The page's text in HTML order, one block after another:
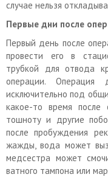
случае нельзя
Первые дни после
Первый день после
провести его в
трубкой для отвода
операции.
исключительно под
какое-то время после
тошноту и другие
после пробуждения
жажды, вода может
медсестра может
ватного тампона или